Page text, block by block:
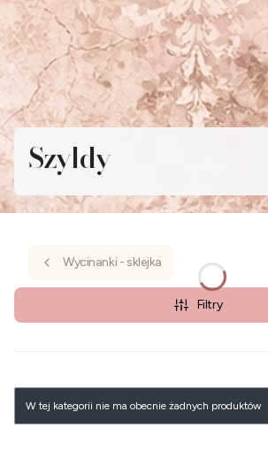
Szyldy
Wycinanki - sklejka
Filtry
Lista produktów
W tej kategorii nie ma obecnie żadnych produktów